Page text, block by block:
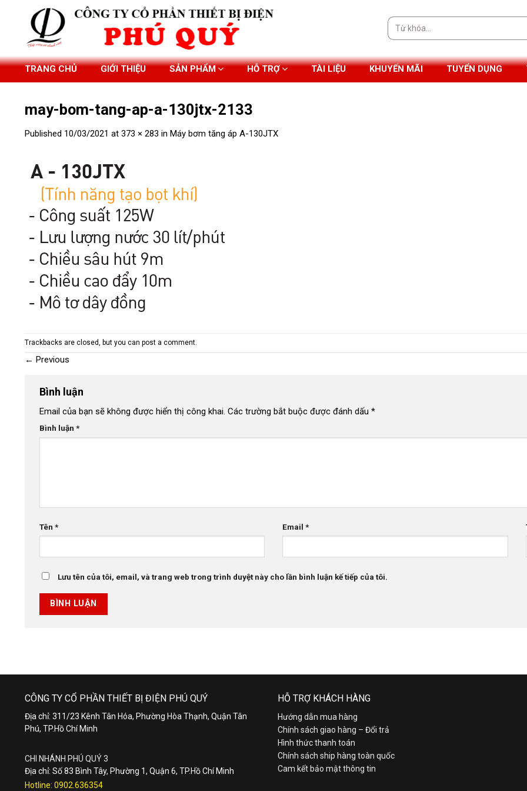
Tìm
kiếm:
TRANG CHỦ GIỚI THIỆU SẢN PHẨM HỖ TRỢ TÀI LIỆU KHUYẾN MÃI TUYỂN DỤNG
may-bom-tang-ap-a-130jtx-2133
Published 10/03/2021 at 373 × 283 in Máy bơm tăng áp A-130JTX
Trackbacks are closed, but you can post a comment
← Previous
Bình luận
Email của bạn sẽ không được hiển thị công khai. Các trường bắt buộc được đánh dấu *
Bình luận *
Tên * Email*
Lưu tên của tôi, email, và trang web trong trình duyệt này cho lần bình luận kế tiếp của tôi.
CÔNG TY CỔ PHẦN THIẾT BỊ ĐIỆN PHÚ QUÝ
Địa chỉ: 311/23 Kênh Tân Hóa, Phường Hòa Thạnh, Quận Tân
Phú, TP.Hồ Chí Minh
CHI NHÁNH PHÚ QUÝ 3
Địa chỉ: Số 83 Bình Tây, Phường 1, Quận 6, TP.Hồ Chí Minh
Hotline: 0902.636354
HỖ TRỢ KHÁCH HÀNG
Hướng dẫn mua hàng
Chính sách giao hàng – Đổi trả
Hình thức thanh toán
Chính sách ship hàng toàn quốc
Cam kết bảo mật thông tin